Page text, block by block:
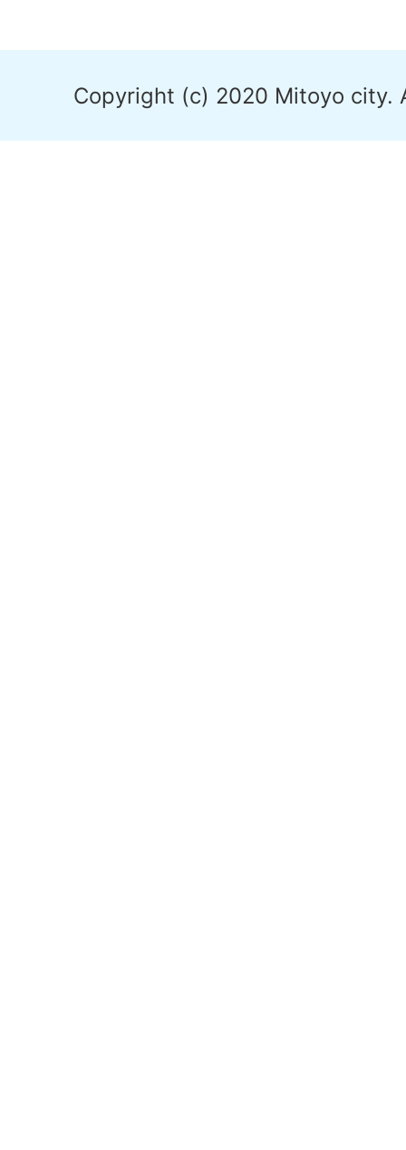
Copyright (c) 2020 Mitoyo city.